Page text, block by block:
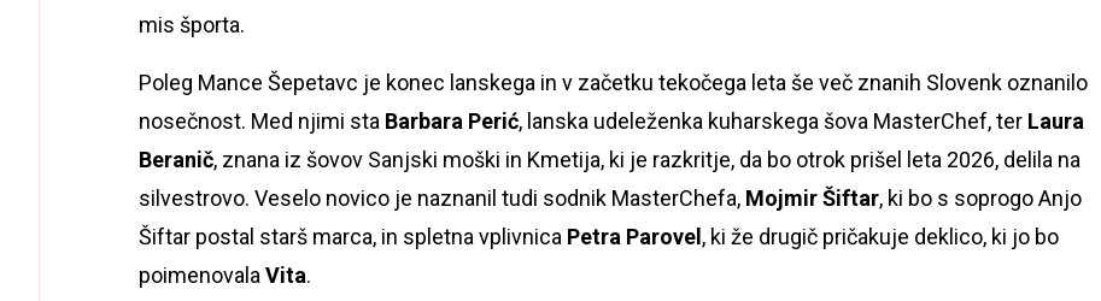
mis športa.
Poleg Mance Šepetavc je konec lanskega in v začetku tekočega leta še več znanih Slovenk oznanilo
nosečnost. Med njimi sta Barbara Perić, lanska udeleženka kuharskega šova MasterChef, ter Laura
Beranič, znana iz šovov Sanjski moški in Kmetija, ki je razkritje, da bo otrok prišel leta 2026, delila na
silvestrovo. Veselo novico je naznanil tudi sodnik MasterChefa, Mojmir Šiftar, ki bo s soprogo Anjo
Šiftar postal starš marca, in spletna vplivnica Petra Parovel , ki že drugič pričakuje deklico, ki jo bo
poimenovala Vita.